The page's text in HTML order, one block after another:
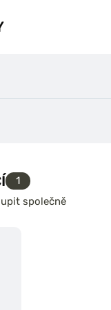
1
společně